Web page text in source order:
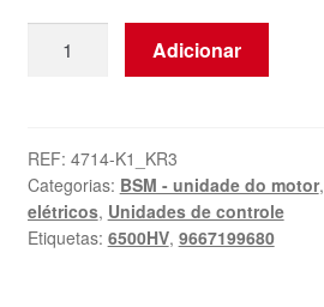
R08
DELPHI
Citroën
Peugeot
Adicionar
REF: 4714-K1_KR3
Categorias: BSM - unidade do motor,
elétricos, Unidades de controle
Etiquetas: 6500HV, 9667199680